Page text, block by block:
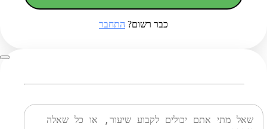
כבר רשום? התחבר